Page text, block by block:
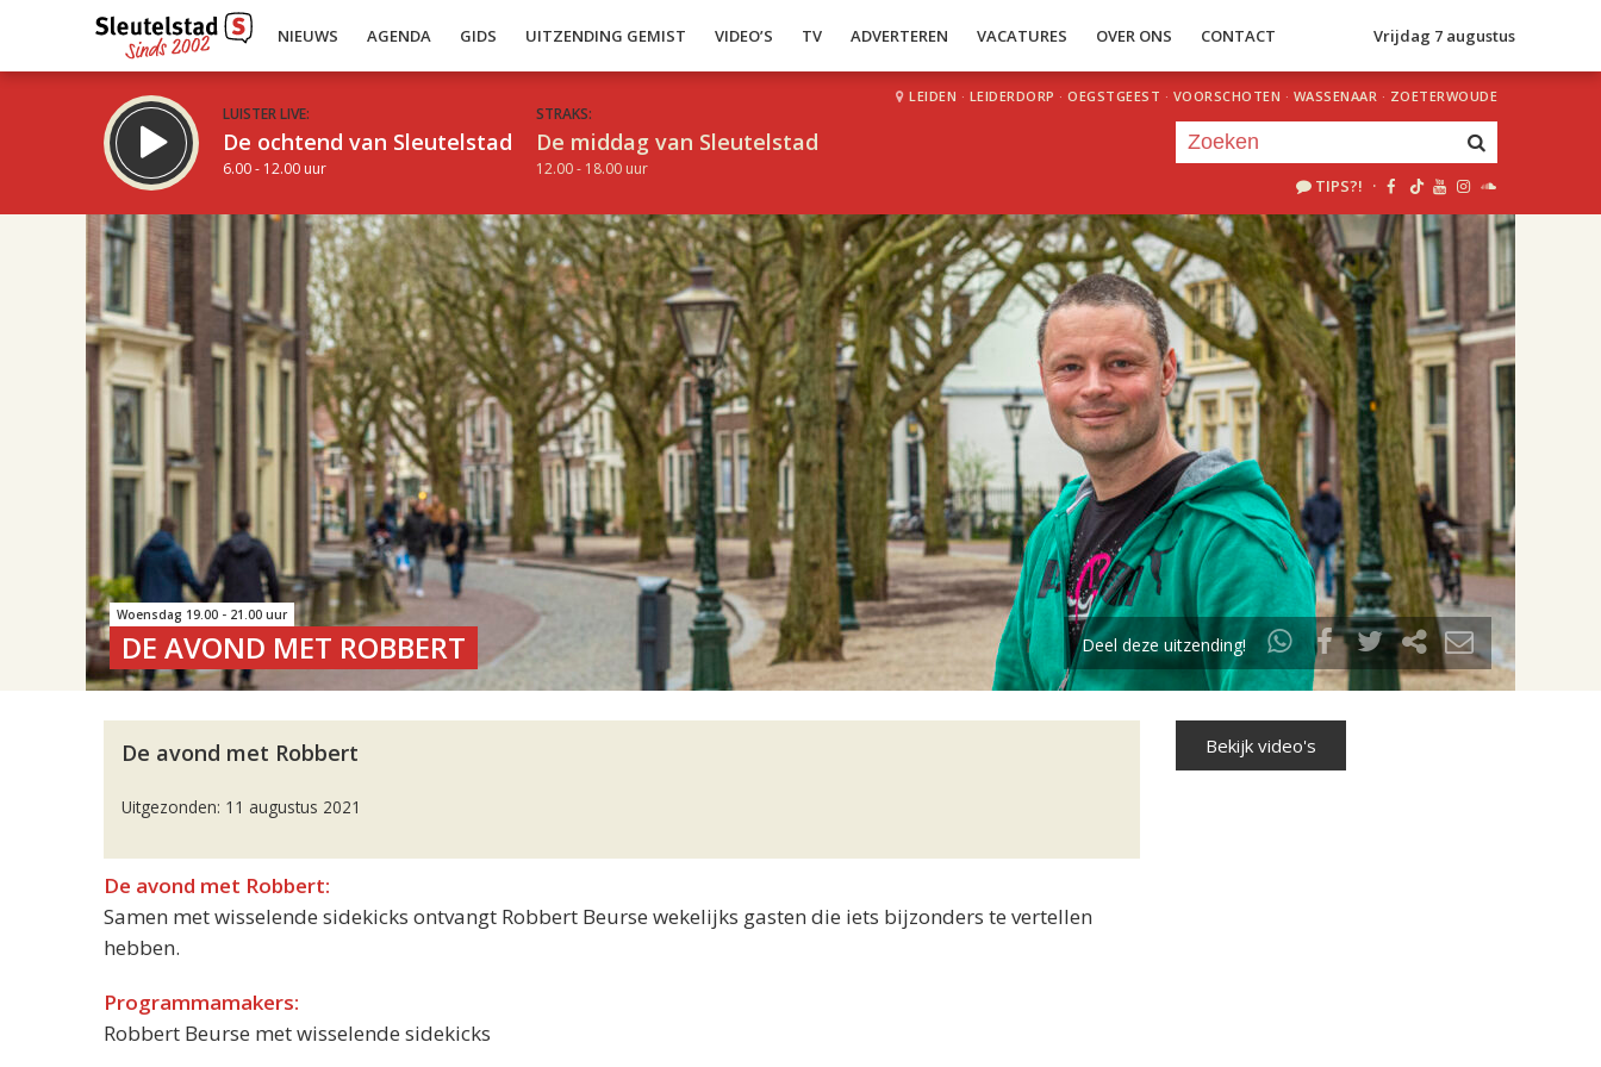
NIEUWS AGENDA GIDS UITZENDING GEMIST VIDEO’S TV ADVERTEREN VACATURES OVER ONS CONTACT Vrijdag 7 augustus
LUISTER LIVE:
De ochtend van Sleutelstad
6.00 - 12.00 uur
STRAKS:
De middag van Sleutelstad
12.00 - 18.00 uur
LEIDEN · LEIDERDORP · OEGSTGEEST · VOORSCHOTEN · WASSENAAR · ZOETERWOUDE
TIPS?! ·
19.00 20.00
Je luistert nu naar
uur 1 van 2
« Vorig uur Volgend uur
Inklappen
Woensdag 19.00 - 21.00 uur
DE AVOND MET ROBBERT Deel deze uitzending!
De avond met Robbert
Uitgezonden: 11 augustus 2021
De avond met Robbert:
Samen met wisselende sidekicks ontvangt Robbert Beurse wekelijks gasten die iets bijzonders te vertellen
hebben.
Programmamakers:
Robbert Beurse met wisselende sidekicks
Bekijk video's